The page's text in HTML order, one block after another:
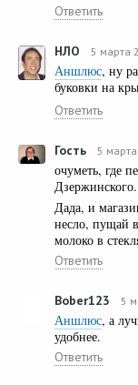
Ответить
НЛО 5 марта
Аншлюс, ну
буковки на
Ответить
Гость 5
очуметь, где
Дада, и
несло, пущай
молоко в
Ответить
Bober123 5
Аншлюс, а
удобнее.
Ответить